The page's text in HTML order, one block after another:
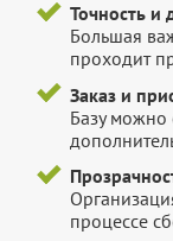
Точность и
Большая
проходит
Заказ и
Базу можно
процессе